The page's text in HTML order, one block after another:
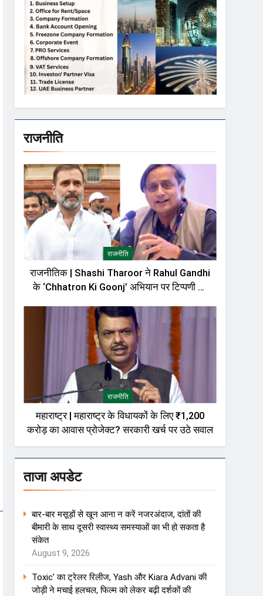
राजनीति
राजनीति
राजनीतिक | Shashi Tharoor ने Rahul Gandhi
के ‘Chhatron Ki Goonj’ अभियान पर टिप्पणी को
किया गया
राजनीति
महाराष्ट्र | महाराष्ट्र के विधायकों के लिए ₹1,200
करोड़ का आवास प्रोजेक्ट? सरकारी खर्च पर उठे सवाल
ताजा अपडेट
बार-बार मसूड़ों से खून आना न करें नजरअंदाज, दांतों की
बीमारी के साथ दूसरी स्वास्थ्य समस्याओं का भी हो सकता है
संकेत
August 9, 2026
Toxic’ का ट्रेलर रिलीज, Yash और Kiara Advani की
जोड़ी ने मचाई हलचल, फिल्म को लेकर बढ़ी दर्शकों की